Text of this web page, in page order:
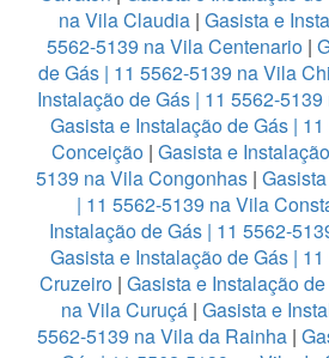
na Vila Claudia| Gasista e
5562-5139 na Vila Centenario |
de Gás | 11 5562-5139 na Vila
Instalação de Gás | 11 5562-
Gasista e Instalação de Gás |
Conceição| Gasista e
5139 na Vila Congonhas |
| 11 5562-5139 na Vila
Instalação de Gás | 11 5562-
Gasista e Instalação de Gás |
Cruzeiro | Gasista e Instalação
na Vila Curuçá | Gasista e
5562-5139 na Vila da Rainha |